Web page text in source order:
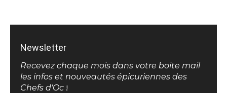
Newsletter
Recevez chaque mois dans votre boite mail
les infos et nouveautés épicuriennes des
Chefs d'Oc !